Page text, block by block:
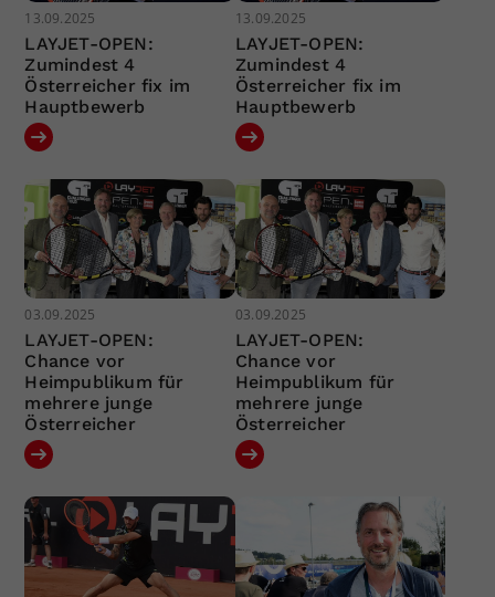
13.09.2025
LAYJET-OPEN:
Zumindest 4
Österreicher fix im
Hauptbewerb
13.09.2025
LAYJET-OPEN:
Zumindest 4
Österreicher fix im
Hauptbewerb
03.09.2025
LAYJET-OPEN:
Chance vor
Heimpublikum für
mehrere junge
Österreicher
03.09.2025
LAYJET-OPEN:
Chance vor
Heimpublikum für
mehrere junge
Österreicher